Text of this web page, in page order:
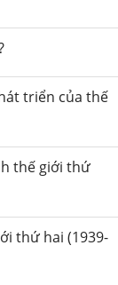
triển của thế
thế giới thứ
thứ hai (1939-